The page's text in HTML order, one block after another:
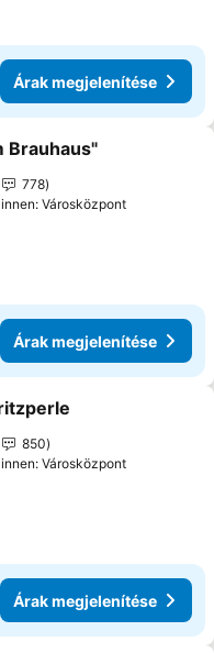
Árak megjelenítése
a kedvencekhez
Brauhaus"
778
Városközpont
Árak megjelenítése
a kedvencekhez
850
Városközpont
Árak megjelenítése